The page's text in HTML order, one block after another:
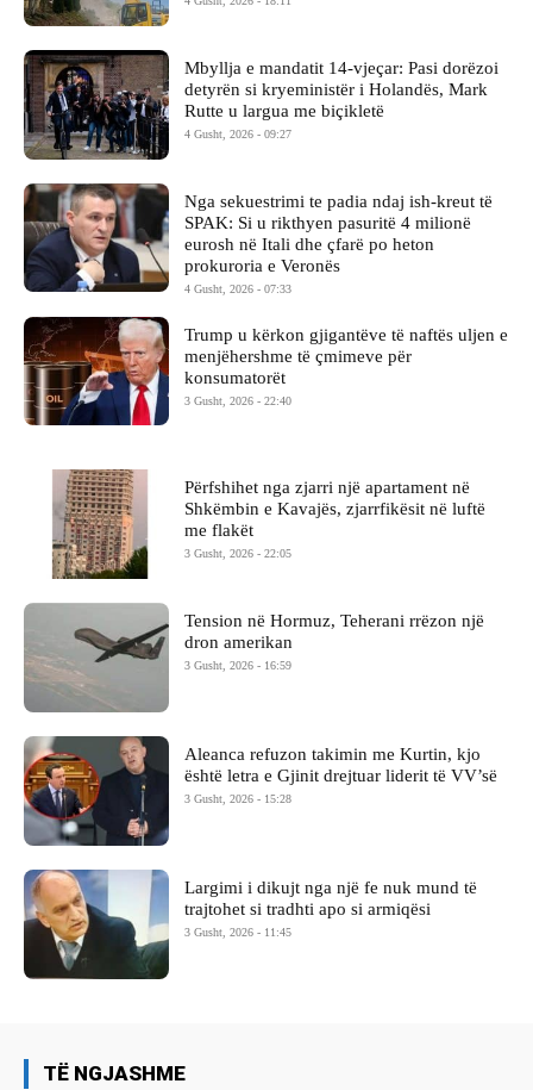
Mbyllja e mandatit 14-vjeçar: Pasi dorëzoi
detyrën si kryeministër i Holandës, Mark
Rutte u largua me biçikletë
4 Gusht, 2026 - 09:27
Nga sekuestrimi te padia ndaj ish-kreut të
SPAK: Si u rikthyen pasuritë 4 milionë
eurosh në Itali dhe çfarë po heton
prokuroria e Veronës
4 Gusht, 2026 - 07:33
Trump u kërkon gjigantëve të naftës uljen e
menjëhershme të çmimeve për
konsumatorët
3 Gusht, 2026 - 22:40
Përfshihet nga zjarri një apartament në
Shkëmbin e Kavajës, zjarrfikësit në luftë
me flakët
3 Gusht, 2026 - 22:05
Tension në Hormuz, Teherani rrëzon një
dron amerikan
3 Gusht, 2026 - 16:59
Aleanca refuzon takimin me Kurtin, kjo
është letra e Gjinit drejtuar liderit të VV’së
3 Gusht, 2026 - 15:28
Largimi i dikujt nga një fe nuk mund të
trajtohet si tradhti apo si armiqësi
3 Gusht, 2026 - 11:45
TË NGJASHME